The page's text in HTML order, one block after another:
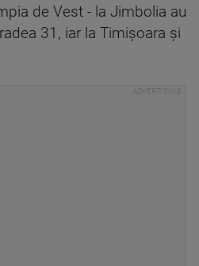
de Vest - la Jimbolia au
31, iar la Timișoara și